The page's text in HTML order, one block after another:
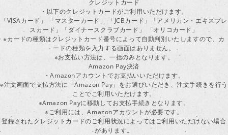
クレジットカード
・以下のクレジットカードがご利用いただけます。
「VISAカード」 「マスターカード」 「JCBカード」「アメリカン・エキスプレ
スカード」「ダイナースクラブカード」 「オリコカード」
※カードの種類はクレジットカード番号によって自動判別いたしますので、カ
ードの種類を入力する画面はありません。
※お支払い方法は、一括のみとなります。
Amazon Pay決済
・Amazonアカウントでお支払いいただけます。
※注文画面で支払方法に「Amazon Pay」をお選びいただき、注文手続きを行う
ことでご利用いただけます。
※Amazon Payに移動してお支払手続きとなります。
※ご利用には、Amazonアカウントが必要です。
登録されたクレジットカードのご利用状況によってはご利用いただけない場合
があります。